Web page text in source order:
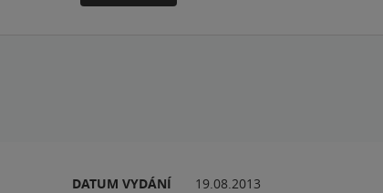
DATUM VYDÁNÍ 19.08.2013